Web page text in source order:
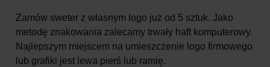
Zamów sweter z własnym logo już od 5 sztuk. Jako
metodę znakowania zalecamy trwały haft komputerowy.
Najlepszym miejscem na umieszczenie logo firmowego
lub grafiki jest lewa pierś lub ramię.